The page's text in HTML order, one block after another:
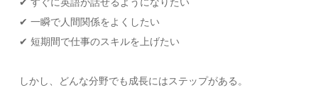
✔ 一瞬で人間関係をよくしたい
✔ 短期間で仕事のスキルを上げたい
しかし、どんな分野でも成長にはステップがある。